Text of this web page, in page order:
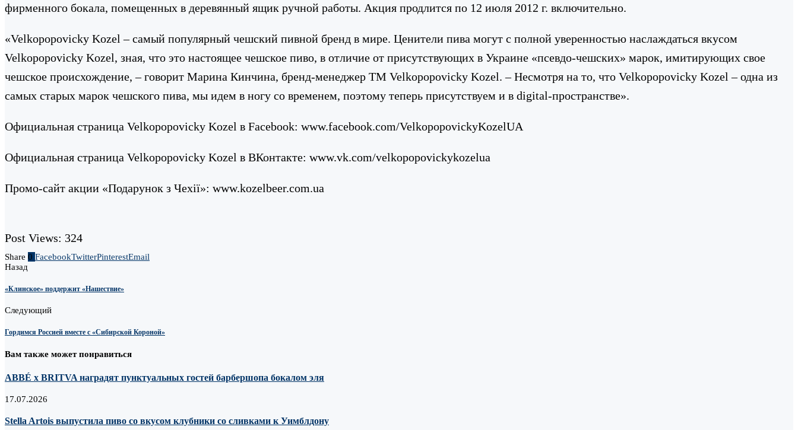
фирменного бокала, помещенных в деревянный ящик ручной работы. Акция продлится по 12 июля 2012 г. включительно.
«Velkopopovicky Kozel – самый популярный чешский пивной бренд в мире. Ценители пива могут с полной уверенностью наслаждаться вкусом
Velkopopovicky Kozel, зная, что это настоящее чешское пиво, в отличие от присутствующих в Украине «псевдо-чешских» марок, имитирующих свое
чешское происхождение, – говорит Марина Кинчина, бренд-менеджер ТМ Velkopopovicky Kozel. – Несмотря на то, что Velkopopovicky Kozel – одна из
самых старых марок чешского пива, мы идем в ногу со временем, поэтому теперь присутствуем и в digital-пространстве».
Официальная страница Velkopopovicky Kozel в Facebook: www.facebook.com/VelkopopovickyKozelUA
Официальная страница Velkopopovicky Kozel в ВКонтакте: www.vk.com/velkopopovickykozelua
Промо-сайт акции «Подарунок з Чехії»: www.kozelbeer.com.ua
Post Views: 324
Share 0 FacebookTwitterPinterestEmail
Назад
«Клинское» поддержит «Нашествие»
Следующий
Гордимся Россией вместе с «Сибирской Короной»
Вам также может понравиться
ABBÉ х BRITVA наградят пунктуальных гостей барбершопа бокалом эля
17.07.2026
Stella Artois выпустила пиво со вкусом клубники со сливками к Уимблдону